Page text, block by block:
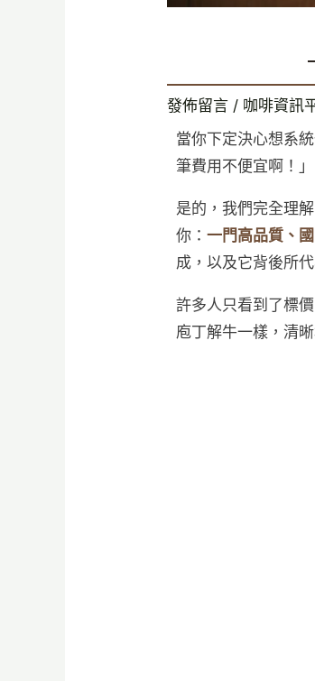
發佈留言 / 咖啡資訊
當你下定決心想系
筆費用不便宜啊！」
是的，我們完全理
你：一門高品質、
成，以及它背後所
許多人只看到了標
庖丁解牛一樣，清